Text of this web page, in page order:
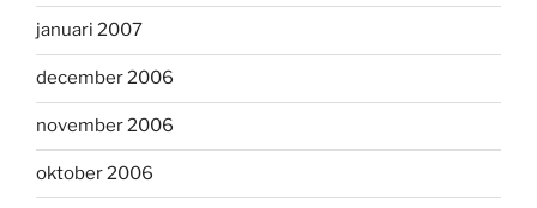
januari 2007
december 2006
november 2006
oktober 2006